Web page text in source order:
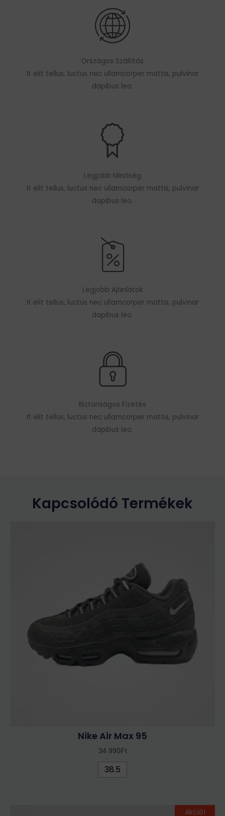
Országos Szállítás
It elit tellus, luctus nec ullamcorper mattis, pulvinar
dapibus leo.
Legjobb Minőség
It elit tellus, luctus nec ullamcorper mattis, pulvinar
dapibus leo.
Legjobb Ajánlatok
It elit tellus, luctus nec ullamcorper mattis, pulvinar
dapibus leo.
Biztonságos Fizetés
It elit tellus, luctus nec ullamcorper mattis, pulvinar
dapibus leo.
Kapcsolódó Termékek
Nike Air Max 95
34 990Ft
variációja
van.
választhatók
38.5
Akció!